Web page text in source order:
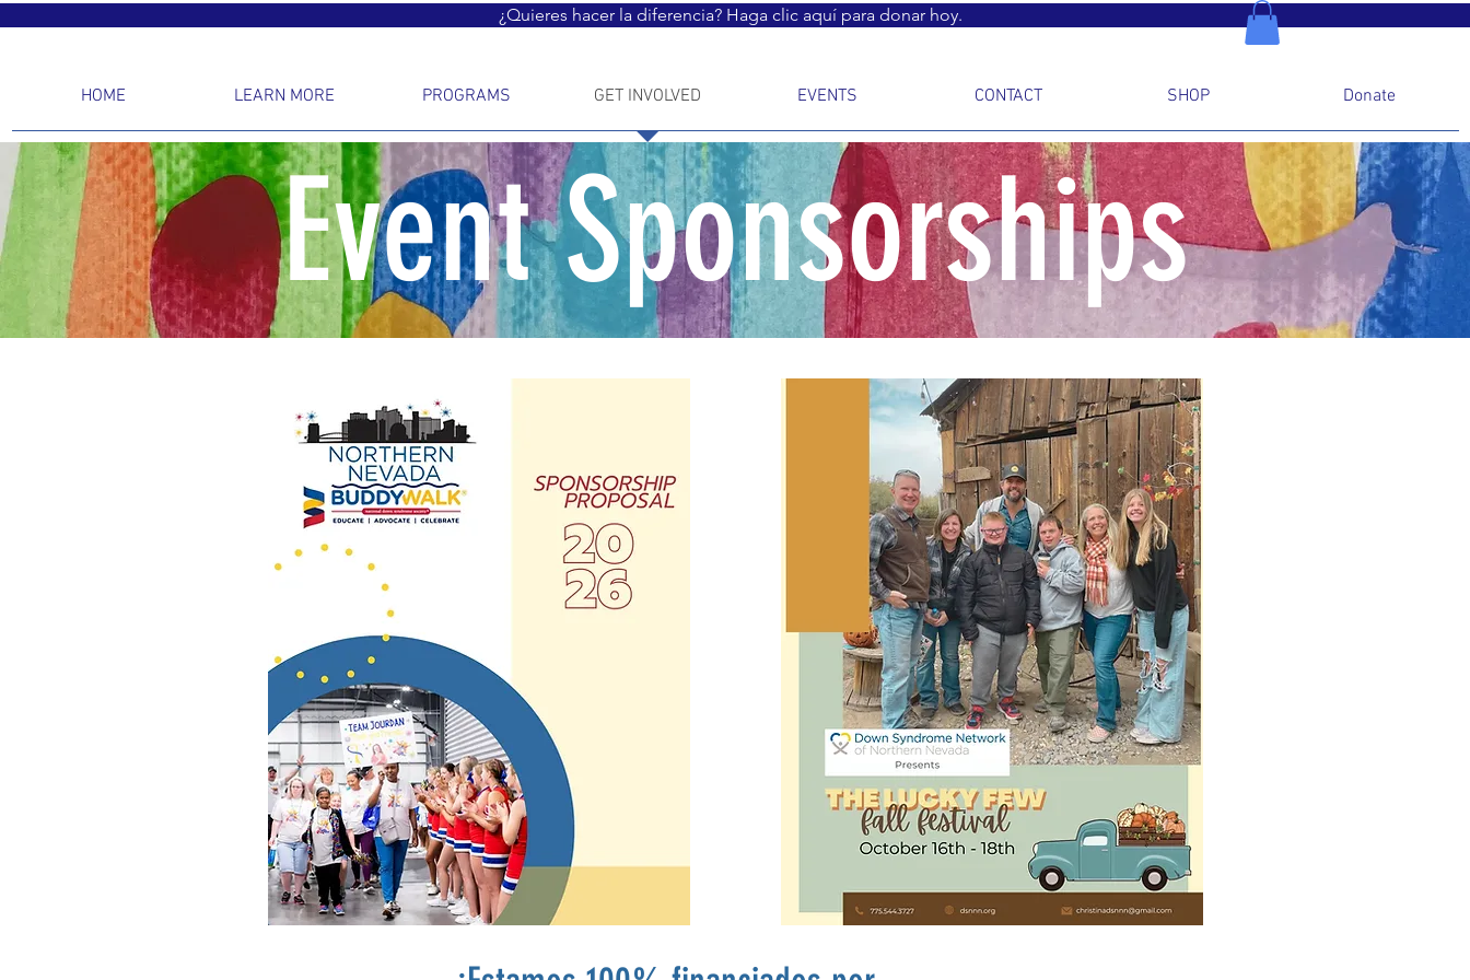
¿Quieres hacer la diferencia? Haga clic aquí para donar hoy.
HOME LEARN MORE PROGRAMS GET INVOLVED EVENTS CONTACT SHOP Donate
Event Sponsorships